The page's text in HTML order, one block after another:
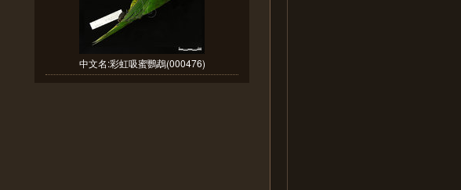
中文名:彩虹吸蜜鸚鵡(000476)